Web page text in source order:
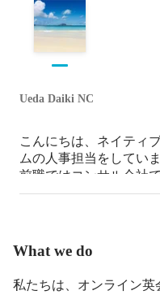
Ueda Daiki NC
こんにちは、ネイティ
ムの人事担当をしていま
前職ではコンサル会社
の後、英語力を伸ばし
ださい！
What we do
私たちは、オンライン